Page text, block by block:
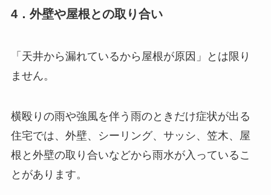
4．外壁や屋根との取り合い
「天井から漏れているから屋根が原因」とは限り
ません。
横殴りの雨や強風を伴う雨のときだけ症状が出る
住宅では、外壁、シーリング、サッシ、笠木、屋
根と外壁の取り合いなどから雨水が入っているこ
とがあります。